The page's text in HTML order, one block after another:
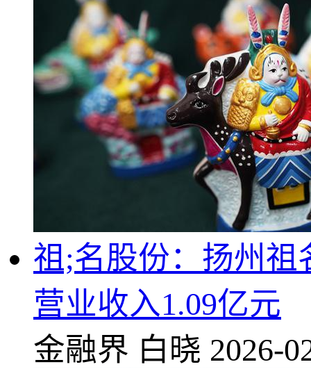
祖;名股份：扬州祖
营业收入1.09亿元
金融界 白晓 2026-